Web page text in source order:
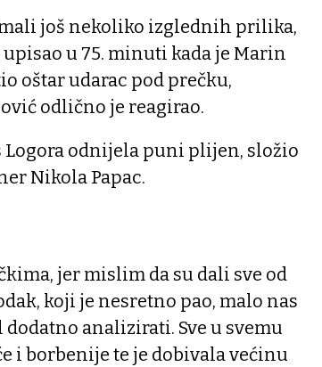
još nekoliko izglednih prilika,
u 75. minuti kada je Marin
oštar udarac pod prečku,
odlično je reagirao.
Logora odnijela puni plijen, složio
Nikola Papac.
jer mislim da su dali sve od
koji je nesretno pao, malo nas
analizirati. Sve u svemu
i borbenije te je dobivala većinu